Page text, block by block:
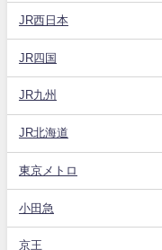
JR西日本
JR四国
JR九州
JR北海道
東京メトロ
小田急
京王